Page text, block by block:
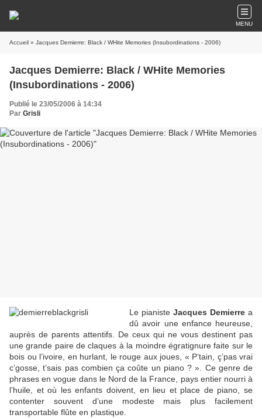
MENU
Accueil » Jacques Demierre: Black / WHite Memories (Insubordinations - 2006)
Jacques Demierre: Black / WHite Memories
(Insubordinations - 2006)
Publié le 23/05/2006 à 14:34
Par Grisli
Le pianiste Jacques Demierre a
dû avoir une enfance heureuse,
auprès de parents attentifs. De ceux qui ne vous destinent pas
une grande paire de claques à la moindre égratignure faite sur le
bois ou l’ivoire, en hurlant, le rouge aux joues, « P’tain, ç’pas vrai
c’gosse, t’sais pas combien ça coûte un piano ? ». Ce genre de
phrases en vogue dans le Nord de la France, pays entier nourri à
l’huile, et où les enfants doivent, en lieu et place de piano, se
contenter souvent d’une modeste mais plus facilement
transportable flûte en plastique.